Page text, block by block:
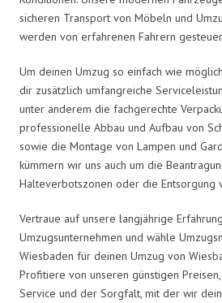
sicheren Transport von Möbeln und
werden von erfahrenen Fahrern
Um deinen Umzug so einfach wie
dir zusätzlich umfangreiche
unter anderem die fachgerechte
professionelle Abbau und Aufbau von
sowie die Montage von Lampen und
kümmern wir uns auch um die
Halteverbotszonen oder die Entsorgung
Vertraue auf unsere langjährige
Umzugsunternehmen und wähle
Wiesbaden für deinen Umzug von
Profitiere von unseren günstigen
Service und der Sorgfalt, mit der wir